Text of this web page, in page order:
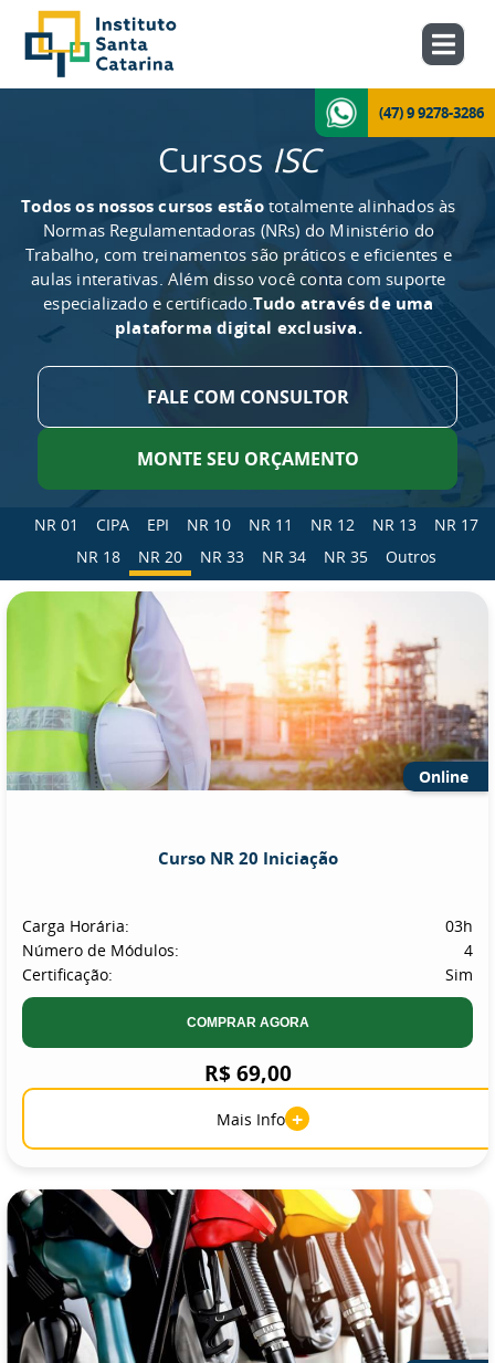
(47) 9 9278-3286
Cursos ISC
Todos os nossos cursos estãototalmente alinhados às
Normas Regulamentadoras (NRs) do Ministério do
Trabalho, com treinamentos são práticos e eficientes e
aulas interativas. Além disso você conta com suporte
especializado e certificado.Tudo através de uma
plataforma digital exclusiva.
FALE COM CONSULTOR
MONTE SEU ORÇAMENTO
NR 01 CIPA EPI NR 10 NR 11 NR 12 NR 13
NR 17
NR 18
NR 20 NR 33 NR 34 NR 35 Outros
Online
Curso NR 20 Iniciação
Carga Horária:
03h
Número de Módulos:
4
Certificação:
Sim
COMPRAR AGORA
R$ 69,00
Mais Info +